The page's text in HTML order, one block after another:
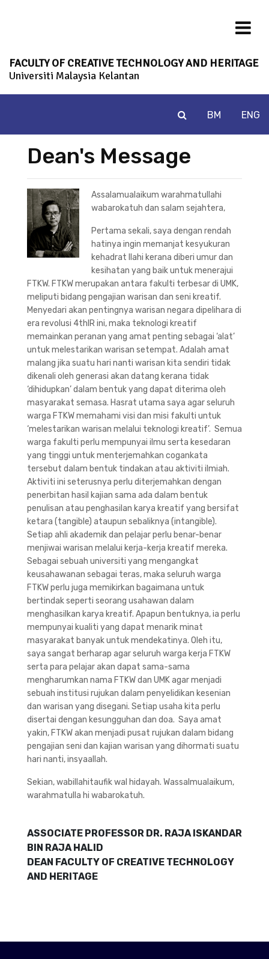
FACULTY OF CREATIVE TECHNOLOGY AND HERITAGE
Universiti Malaysia Kelantan
BM ENG
Dean's Message
Assalamualaikum warahmatullahi
wabarokatuh dan salam sejahtera,
Pertama sekali, saya dengan rendah
hatinya ingin memanjat kesyukuran
kehadrat Ilahi kerana diberi umur dan
kesihatan yang baik untuk menerajui
FTKW. FTKW merupakan antara fakulti terbesar di UMK,
meliputi bidang pengajian warisan dan seni kreatif.
Menyedari akan pentingnya warisan negara dipelihara di
era revolusi 4thIR ini, maka teknologi kreatif
memainkan peranan yang amat penting sebagai ‘alat’
untuk melestarikan warisan setempat. Adalah amat
malang jika suatu hari nanti warisan kita sendiri tidak
dikenali oleh generasi akan datang kerana tidak
‘dihidupkan’ dalam bentuk yang dapat diterima oleh
masyarakat semasa. Hasrat utama saya agar seluruh
warga FTKW memahami visi dan misi fakulti untuk
‘melestarikan warisan melalui teknologi kreatif’. Semua
warga fakulti perlu mempunyai ilmu serta kesedaran
yang tinggi untuk menterjemahkan cogankata
tersebut dalam bentuk tindakan atau aktiviti ilmiah.
Aktiviti ini seterusnya perlu diterjemahkan dengan
penerbitan hasil kajian sama ada dalam bentuk
penulisan atau penghasilan karya kreatif yang bersifat
ketara (tangible) ataupun sebaliknya (intangible).
Setiap ahli akademik dan pelajar perlu benar-benar
menjiwai warisan melalui kerja-kerja kreatif mereka.
Sebagai sebuah universiti yang mengangkat
keusahawanan sebagai teras, maka seluruh warga
FTKW perlu juga memikirkan bagaimana untuk
bertindak seperti seorang usahawan dalam
menghasilkan karya kreatif. Apapun bentuknya, ia perlu
mempunyai kualiti yang dapat menarik minat
masyarakat banyak untuk mendekatinya. Oleh itu,
saya sangat berharap agar seluruh warga kerja FTKW
serta para pelajar akan dapat sama-sama
mengharumkan nama FTKW dan UMK agar menjadi
sebuah institusi rujukan dalam penyelidikan kesenian
dan warisan yang disegani. Setiap usaha kita perlu
disertai dengan kesungguhan dan doa. Saya amat
yakin, FTKW akan menjadi pusat rujukan dalam bidang
pengajian seni dan kajian warisan yang dihormati suatu
hari nanti, insyaallah.
Sekian, wabillahitaufik wal hidayah. Wassalmualaikum,
warahmatulla hi wabarokatuh.
ASSOCIATE PROFESSOR DR. RAJA ISKANDAR
BIN RAJA HALID
DEAN FACULTY OF CREATIVE TECHNOLOGY
AND HERITAGE